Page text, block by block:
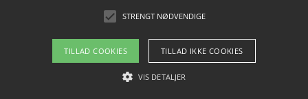
Copyright 2026 - Pilanto Aps
Om / kontakt
Blog Betingelser
STRENGT NØDVENDIGE
TILLAD COOKIES TILLAD IKKE COOKIES
VIS DETALJER